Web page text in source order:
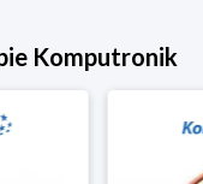
Komputronik